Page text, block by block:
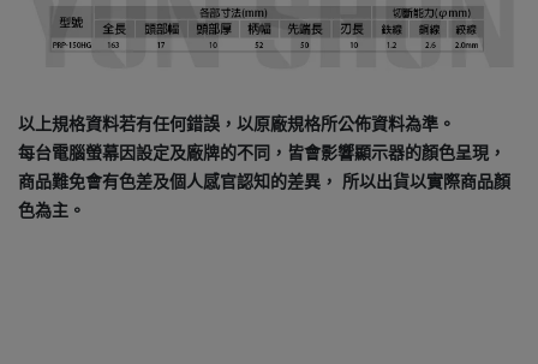
以上規格資料若有任何錯誤，以原廠規格所公佈資料為準。
每台電腦螢幕因設定及廠牌的不同，皆會影響顯示器的顏色呈現，
商品難免會有色差及個人感官認知的差異， 所以出貨以實際商品顏
色為主。